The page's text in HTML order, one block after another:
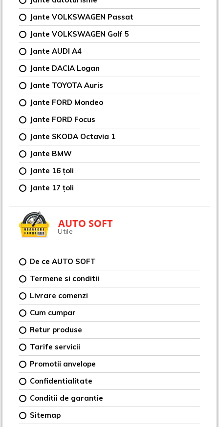
Jante VOLKSWAGEN Passat
Jante VOLKSWAGEN Golf 5
Jante AUDI A4
Jante DACIA Logan
Jante TOYOTA Auris
Jante FORD Mondeo
Jante FORD Focus
Jante SKODA Octavia 1
Jante BMW
Jante 16 țoli
Jante 17 țoli
AUTO SOFT
Utile
De ce AUTO SOFT
Termene si conditii
Livrare comenzi
Cum cumpar
Retur produse
Tarife servicii
Promotii anvelope
Confidentialitate
Conditii de garantie
Sitemap